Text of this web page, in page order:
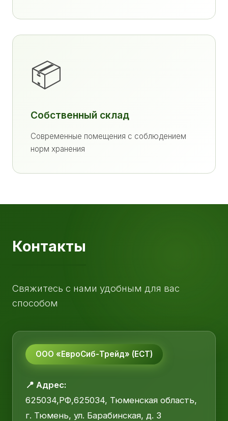
📦
Собственный склад
Современные помещения с соблюдением
норм хранения
Контакты
Свяжитесь с нами удобным для вас
способом
ООО «ЕвроСиб-Трейд» (ЕСТ)
📍 Адрес:
625034,РФ,625034, Тюменская область,
г. Тюмень, ул. Барабинская, д. 3